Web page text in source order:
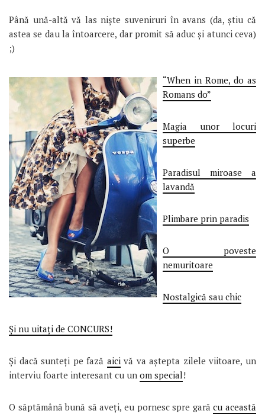
Până ună-altă vă las niște suveniruri în avans (da, știu că
astea se dau la întoarcere, dar promit să aduc și atunci ceva)
;)
“When in Rome, do as
Romans do”
Magia unor locuri
superbe
Paradisul miroase a
lavandă
Plimbare prin paradis
O poveste
nemuritoare
Nostalgică sau chic
Și nu uitați de CONCURS!
Și dacă sunteți pe fază aicivă va aștepta zilele viitoare, un
interviu foarte interesant cu un om special!
O săptămână bună să aveți, eu pornesc spre garăcu această